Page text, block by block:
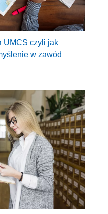
UMCS czyli jak
w zawód